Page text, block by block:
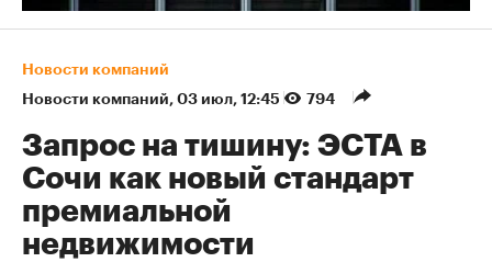
Новости компаний
Новости компаний⁠, 03 июл, 12:45 794
Запрос на тишину: ЭСТА в
Сочи как новый стандарт
премиальной
недвижимости